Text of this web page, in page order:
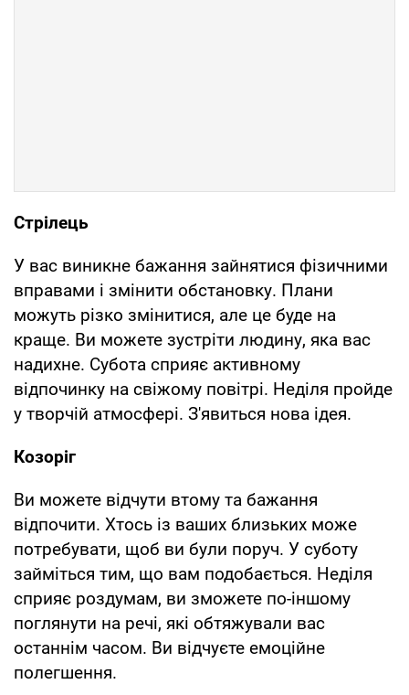
Стрілець
У вас виникне бажання зайнятися фізичними
вправами і змінити обстановку. Плани
можуть різко змінитися, але це буде на
краще. Ви можете зустріти людину, яка вас
надихне. Субота сприяє активному
відпочинку на свіжому повітрі. Неділя пройде
у творчій атмосфері. З'явиться нова ідея.
Козоріг
Ви можете відчути втому та бажання
відпочити. Хтось із ваших близьких може
потребувати, щоб ви були поруч. У суботу
займіться тим, що вам подобається. Неділя
сприяє роздумам, ви зможете по-іншому
поглянути на речі, які обтяжували вас
останнім часом. Ви відчуєте емоційне
полегшення.